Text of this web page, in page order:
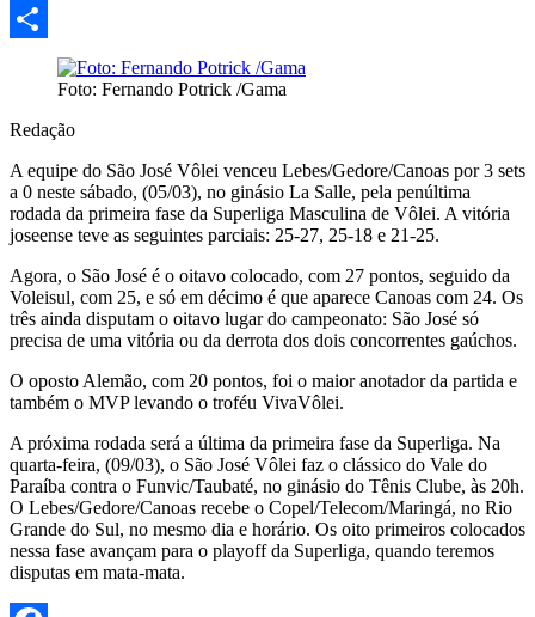
Email
Foto: Fernando Potrick /Gama
Redação
A equipe do São José Vôlei venceu Lebes/Gedore/Canoas por 3 sets
a 0 neste sábado, (05/03), no ginásio La Salle, pela penúltima
rodada da primeira fase da Superliga Masculina de Vôlei. A vitória
joseense teve as seguintes parciais: 25-27, 25-18 e 21-25.
Agora, o São José é o oitavo colocado, com 27 pontos, seguido da
Voleisul, com 25, e só em décimo é que aparece Canoas com 24. Os
três ainda disputam o oitavo lugar do campeonato: São José só
precisa de uma vitória ou da derrota dos dois concorrentes gaúchos.
O oposto Alemão, com 20 pontos, foi o maior anotador da partida e
também o MVP levando o troféu VivaVôlei.
A próxima rodada será a última da primeira fase da Superliga. Na
quarta-feira, (09/03), o São José Vôlei faz o clássico do Vale do
Paraíba contra o Funvic/Taubaté, no ginásio do Tênis Clube, às 20h.
O Lebes/Gedore/Canoas recebe o Copel/Telecom/Maringá, no Rio
Grande do Sul, no mesmo dia e horário. Os oito primeiros colocados
nessa fase avançam para o playoff da Superliga, quando teremos
disputas em mata-mata.